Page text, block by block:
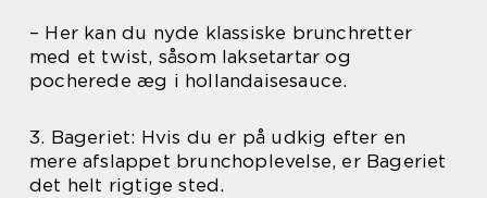
– Her kan du nyde klassiske brunchretter
med et twist, såsom laksetartar og
pocherede æg i hollandaisesauce.
3. Bageriet: Hvis du er på udkig efter en
mere afslappet brunchoplevelse, er Bageriet
det helt rigtige sted.